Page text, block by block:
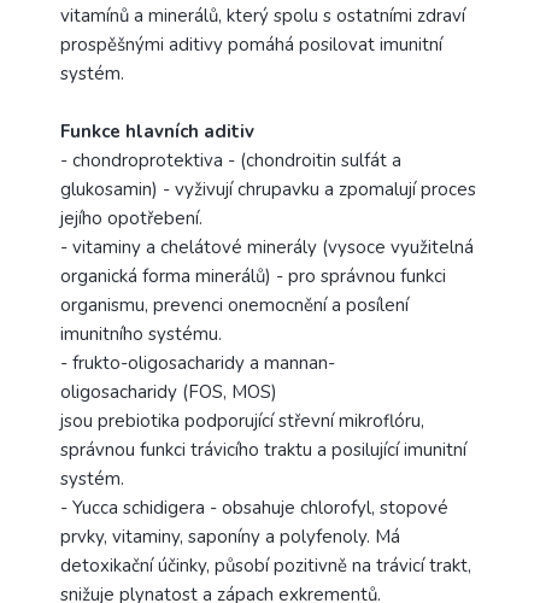
vitamínů a minerálů, který spolu s ostatními zdraví
prospěšnými aditivy pomáhá posilovat imunitní
systém.
Funkce hlavních aditiv
- chondroprotektiva - (chondroitin sulfát a
glukosamin) - vyživují chrupavku a zpomalují proces
jejího opotřebení.
- vitaminy a chelátové minerály (vysoce využitelná
organická forma minerálů) - pro správnou funkci
organismu, prevenci onemocnění a posílení
imunitního systému.
- frukto-oligosacharidy a mannan-
oligosacharidy (FOS, MOS)
jsou prebiotika podporující střevní mikroflóru,
správnou funkci trávicího traktu a posilující imunitní
systém.
- Yucca schidigera - obsahuje chlorofyl, stopové
prvky, vitaminy, saponíny a polyfenoly. Má
detoxikační účinky, působí pozitivně na trávicí trakt,
snižuje plynatost a zápach exkrementů.